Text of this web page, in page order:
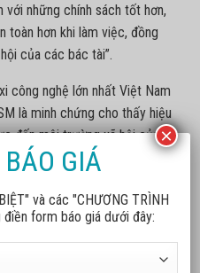
những chính sách tốt hơn,
toàn hơn khi làm việc, đồng
của các bác tài”.
công nghệ lớn nhất Việt Nam
là minh chứng cho thấy hiệu
đến môi trường xã hội của ô
đánh dấu bước chuyển
nâng cấp chất lượng, sự
cấp dịch vụ vận tải hành
BÁO GIÁ
và các "CHƯƠNG TRÌNH
điền form báo giá dưới đây:
×